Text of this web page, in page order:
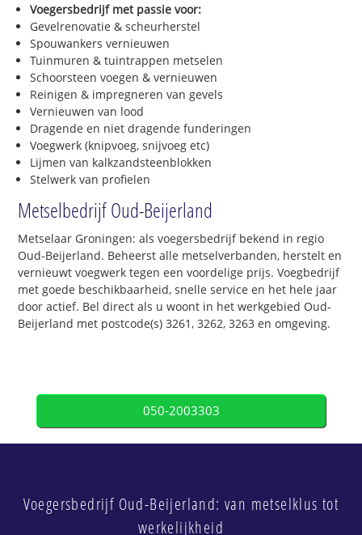
Voegersbedrijf met passie voor:
Gevelrenovatie & scheurherstel
Spouwankers vernieuwen
Tuinmuren & tuintrappen metselen
Schoorsteen voegen & vernieuwen
Reinigen & impregneren van gevels
Vernieuwen van lood
Dragende en niet dragende funderingen
Voegwerk (knipvoeg, snijvoeg etc)
Lijmen van kalkzandsteenblokken
Stelwerk van profielen
Metselbedrijf Oud-Beijerland
Metselaar Groningen: als voegersbedrijf bekend in regio
Oud-Beijerland. Beheerst alle metselverbanden, herstelt en
vernieuwt voegwerk tegen een voordelige prijs. Voegbedrijf
met goede beschikbaarheid, snelle service en het hele jaar
door actief. Bel direct als u woont in het werkgebied Oud-
Beijerland met postcode(s) 3261, 3262, 3263 en omgeving.
050-2003303
Voegersbedrijf Oud-Beijerland: van metselklus tot
werkelijkheid